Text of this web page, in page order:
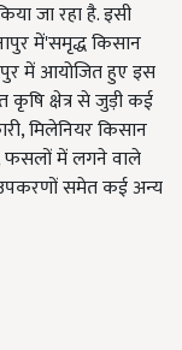
जा रहा है. इसी
में'समृद्ध किसान
में आयोजित हुए इस
कृषि क्षेत्र से जुड़ी कई
मिलेनियर किसान
फसलों में लगने वाले
समेत कई अन्य